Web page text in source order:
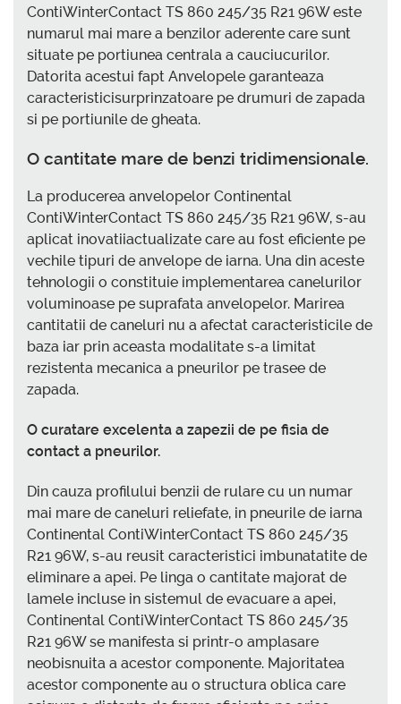
ContiWinterContact TS 860 245/35 R21 96W este
numarul mai mare a benzilor aderente care sunt
situate pe portiunea centrala a cauciucurilor.
Datorita acestui fapt Anvelopele garanteaza
caracteristicisurprinzatoare pe drumuri de zapada
si pe portiunile de gheata.
O cantitate mare de benzi tridimensionale.
La producerea anvelopelor Continental
ContiWinterContact TS 860 245/35 R21 96W, s-au
aplicat inovatiiactualizate care au fost eficiente pe
vechile tipuri de anvelope de iarna. Una din aceste
tehnologii o constituie implementarea canelurilor
voluminoase pe suprafata anvelopelor. Marirea
cantitatii de caneluri nu a afectat caracteristicile de
baza iar prin aceasta modalitate s-a limitat
rezistenta mecanica a pneurilor pe trasee de
zapada.
O curatare excelenta a zapezii de pe fisia de
contact a pneurilor.
Din cauza profilului benzii de rulare cu un numar
mai mare de caneluri reliefate, in pneurile de iarna
Continental ContiWinterContact TS 860 245/35
R21 96W, s-au reusit caracteristici imbunatatite de
eliminare a apei. Pe linga o cantitate majorat de
lamele incluse in sistemul de evacuare a apei,
Continental ContiWinterContact TS 860 245/35
R21 96W se manifesta si printr-o amplasare
neobisnuita a acestor componente. Majoritatea
acestor componente au o structura oblica care